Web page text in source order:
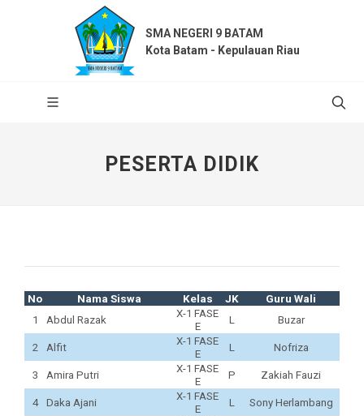
SMA NEGERI 9 BATAM
Kota Batam - Kepulauan Riau
PESERTA DIDIK
No Nama Siswa Kelas JK
Guru Wali
1
Abdul Razak
X-1 FASE
E
L Buzar
2 Alfit
X-1 FASE
E
L Nofriza
3 Amira Putri
X-1 FASE
E
P Zakiah Fauzi
4 Daka Ajani
X-1 FASE
E
L Sony Herlambang